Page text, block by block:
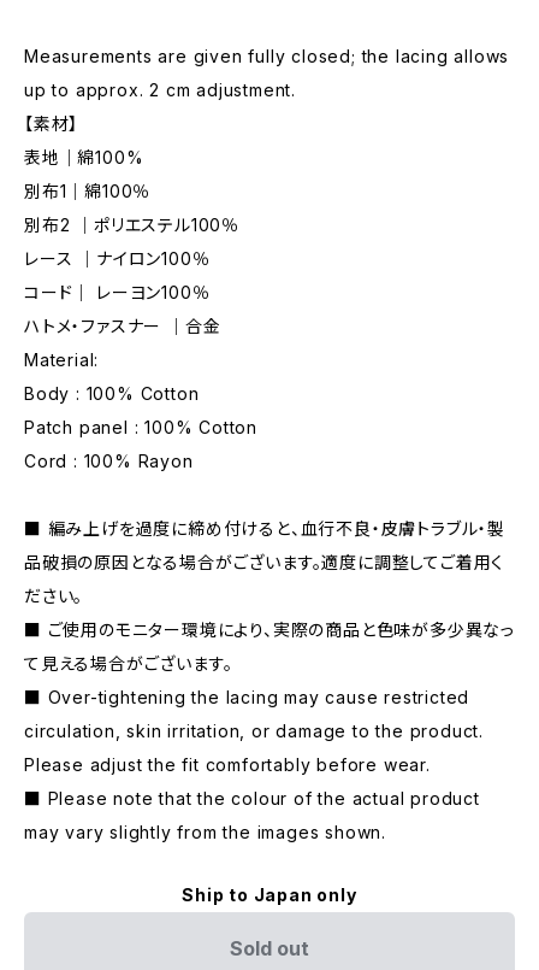
Measurements are given fully closed; the lacing allows
up to approx. 2 cm adjustment.
【素材】
表地｜綿100%
別布1｜綿100％
別布2 ｜ポリエステル100％
レース ｜ナイロン100％
コード｜ レーヨン100％
ハトメ・ファスナー ｜合金
Material:
Body : 100% Cotton
Patch panel : 100% Cotton
Cord : 100% Rayon
■ 編み上げを過度に締め付けると、血行不良・皮膚トラブル・製
品破損の原因となる場合がございます。適度に調整してご着用く
ださい。
■ ご使用のモニター環境により、実際の商品と色味が多少異なっ
て見える場合がございます。
■ Over-tightening the lacing may cause restricted
circulation, skin irritation, or damage to the product.
Please adjust the fit comfortably before wear.
■ Please note that the colour of the actual product
may vary slightly from the images shown.
Ship to Japan only
Sold out